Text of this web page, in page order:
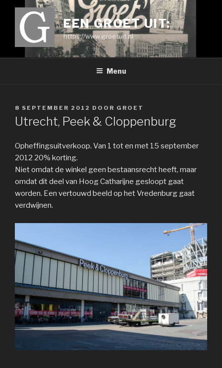
EEN GROET UIT:
https://www.groetuit.nl
Menu
GEPLAATST
OP
8 SEPTEMBER 2012 DOOR GROET
Utrecht, Peek & Cloppenburg
Opheffingsuitverkoop. Van 1 tot en met 15 september
2012 20% korting.
Niet omdat de winkel geen bestaansrecht heeft, maar
omdat dit deel van Hoog Catharijne gesloopt gaat
worden. Een vertouwd beeld op het Vredenburg gaat
verdwijnen.